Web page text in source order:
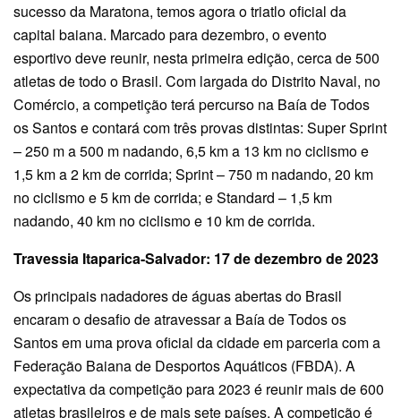
sucesso da Maratona, temos agora o triatlo oficial da
capital baiana. Marcado para dezembro, o evento
esportivo deve reunir, nesta primeira edição, cerca de 500
atletas de todo o Brasil. Com largada do Distrito Naval, no
Comércio, a competição terá percurso na Baía de Todos
os Santos e contará com três provas distintas: Super Sprint
– 250 m a 500 m nadando, 6,5 km a 13 km no ciclismo e
1,5 km a 2 km de corrida; Sprint – 750 m nadando, 20 km
no ciclismo e 5 km de corrida; e Standard – 1,5 km
nadando, 40 km no ciclismo e 10 km de corrida.
Travessia Itaparica-Salvador: 17 de dezembro de 2023
Os principais nadadores de águas abertas do Brasil
encaram o desafio de atravessar a Baía de Todos os
Santos em uma prova oficial da cidade em parceria com a
Federação Baiana de Desportos Aquáticos (FBDA). A
expectativa da competição para 2023 é reunir mais de 600
atletas brasileiros e de mais sete países. A competição é